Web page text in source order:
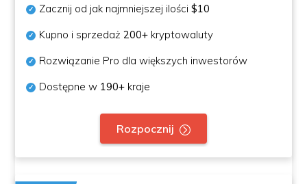
Zacznij od jak najmniejszej ilości$10
Kupno i sprzedaż200+ kryptowaluty
Rozwiązanie Pro dla większych inwestorów
Dostępne w 190+ kraje
Rozpocznij